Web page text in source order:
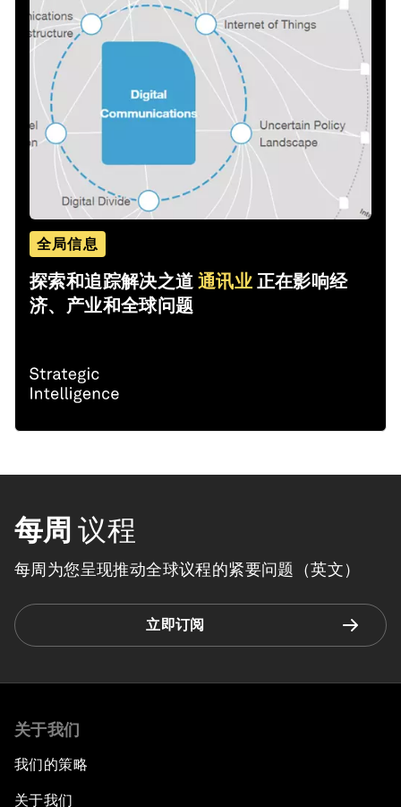
全局信息
探索和追踪解决之道通讯业 正在影响经
济、产业和全球问题
每周 议程
每周为您呈现推动全球议程的紧要问题（英文）
立即订阅
关于我们
我们的策略
关于我们